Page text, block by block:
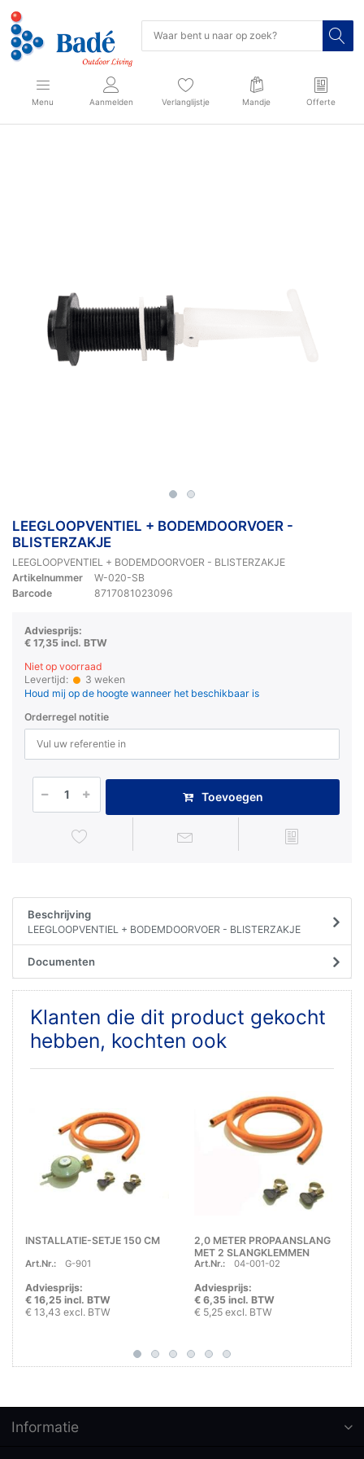
Menu Aanmelden Verlanglijstje Mandje Offerte
LEEGLOOPVENTIEL + BODEMDOORVOER -
BLISTERZAKJE
LEEGLOOPVENTIEL + BODEMDOORVOER - BLISTERZAKJE
Artikelnummer
W-020-SB
Barcode
8717081023096
Adviesprijs:
€ 17,35 incl. BTW
Niet op voorraad
Levertijd:
3 weken
Houd mij op de hoogte wanneer het beschikbaar is
Orderregel notitie
Toevoegen
Beschrijving
LEEGLOOPVENTIEL + BODEMDOORVOER - BLISTERZAKJE
Documenten
Klanten die dit product gekocht
hebben, kochten ook
INSTALLATIE-SETJE 150 CM
Art.Nr.: G-901
Adviesprijs:
€ 16,25 incl. BTW
€ 13,43 excl. BTW
2,0 METER PROPAANSLANG
MET 2 SLANGKLEMMEN
Art.Nr.: 04-001-02
Adviesprijs:
€ 6,35 incl. BTW
€ 5,25 excl. BTW
Informatie